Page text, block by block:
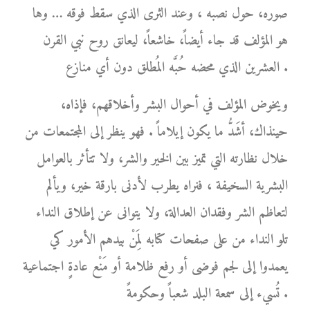
صوره، حول نصبه ، وعند الثرى الذي سقط فوقه … وها
هو المؤلف قد جاء أيضاً، خاشعاً، ليعانق روح نبي القرن
العشرين الذي محضه حُبَّه المُطلق دون أي منازع .
ويخوض المؤلف في أحوال البشر وأخلاقهم، فإذاه،
حينذاك، أشَدُّ ما يكون إيلاماً . فهو ينظر إلى المجتمعات من
خلال نظارته التي تميز بين الخير والشر، ولا تتأثر بالعوامل
البشرية السخيفة ، فنراه يطرب لأدنى بارقة خير، ويألم
لتعاظم الشر وفقدان العدالة، ولا يتوانى عن إطلاق النداء
تلو النداء من على صفحات كتابه لِمَنْ بيدهم الأمور كي
يعمدوا إلى لجم فوضى أو رفع ظلامة أو مَنْع عادةٍ اجتماعية
تُسيء إلى سمعة البلد شعباً وحكومةً .